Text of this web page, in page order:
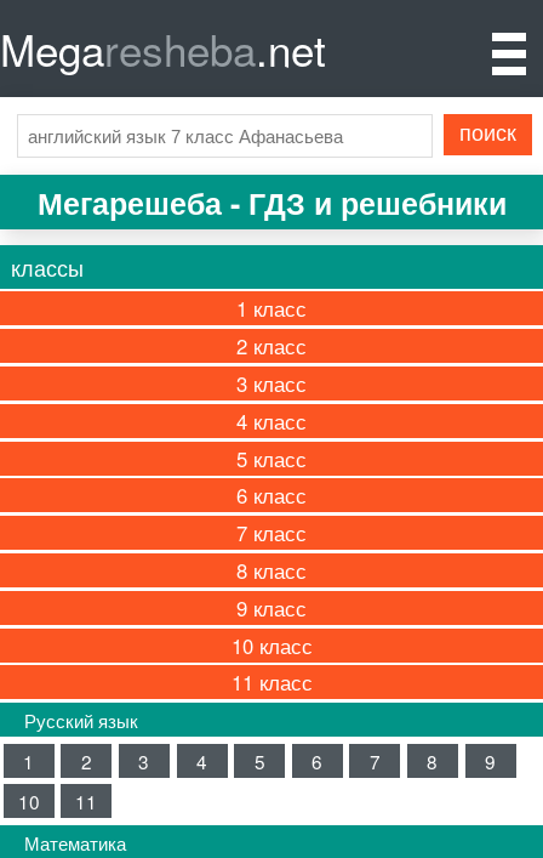
Megaresheba.net
Мегарешеба - ГДЗ и решебники
классы
1
2
3
4
5
6
7
8
9
10
11
Русский язык
1
2 3 4 5 6 7 8
9
10
11
Математика